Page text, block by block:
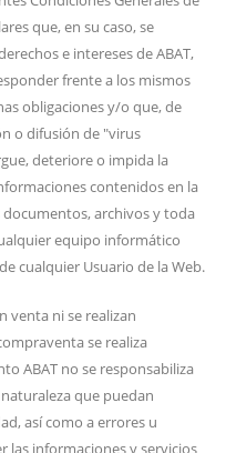
que, en su caso, se
e intereses de ABAT,
frente a los mismos
obligaciones y/o que, de
o difusión de "virus
deteriore o impida la
contenidos en la
archivos y toda
equipo informático
cualquier Usuario de la Web.
venta ni se realizan
se realiza
ABAT no se responsabiliza
que puedan
así como a errores u
las informaciones y servicios